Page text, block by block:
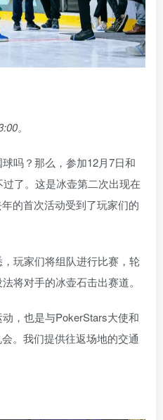
。
吗？那么，参加12月7日和
了。这是冰壶第二次出现在
的首次活动受到了玩家们的
玩家们将组队进行比赛，轮
将对手的冰壶石击出赛道。
，也是与PokerStars大使和
。我们提供往返场地的交通